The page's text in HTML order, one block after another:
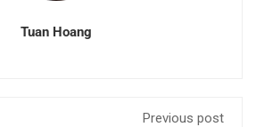
Tuan Hoang
Previous post